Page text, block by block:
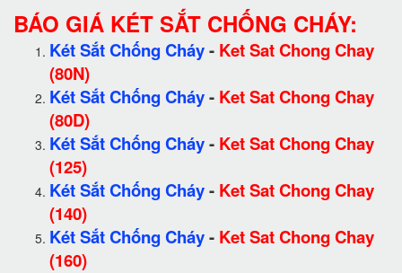
BÁO GIÁ KÉT SẮT CHỐNG CHÁY:
Két Sắt Chống Cháy- Ket Sat Chong Chay
(80N)
Két Sắt Chống Cháy- Ket Sat Chong Chay
(80D)
Két Sắt Chống Cháy- Ket Sat Chong Chay
(125)
Két Sắt Chống Cháy- Ket Sat Chong Chay
(140)
Két Sắt Chống Cháy- Ket Sat Chong Chay
(160)